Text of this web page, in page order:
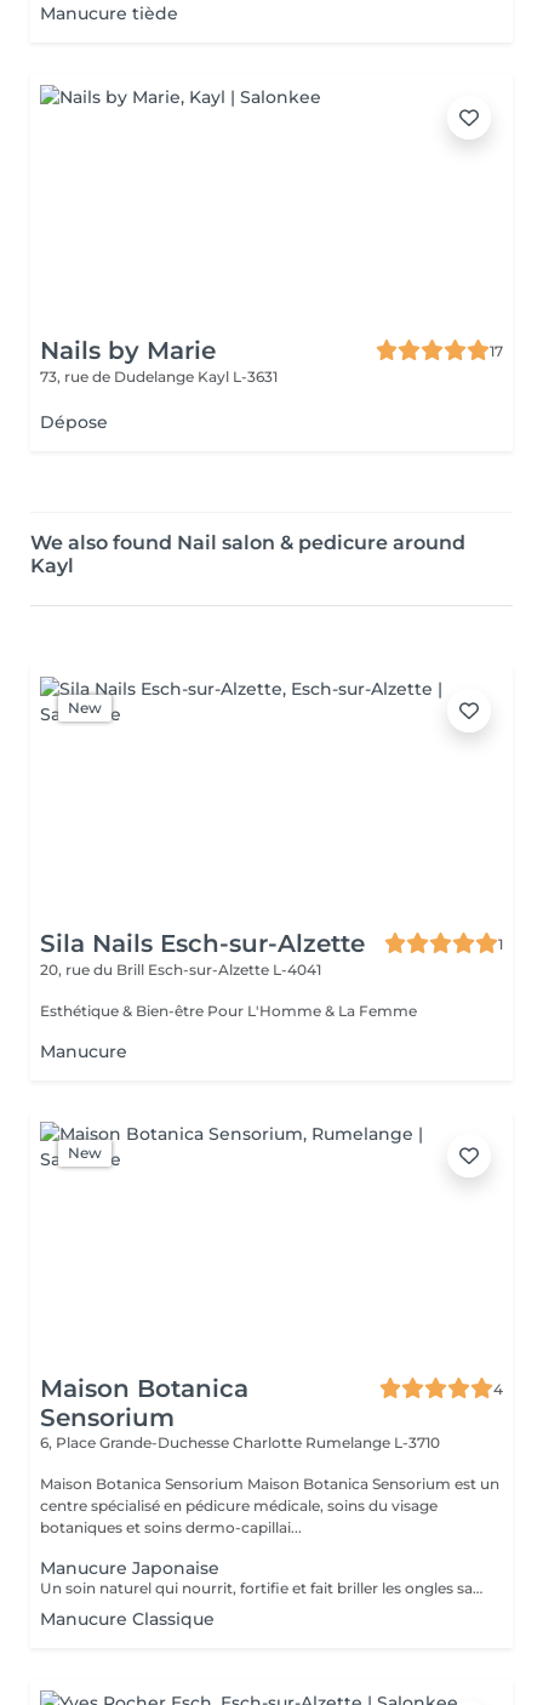
Manucure tiède
Nails by Marie
17
73, rue de Dudelange Kayl L-3631
Dépose
We also found Nail salon & pedicure around
Kayl
New
Sila Nails Esch-sur-Alzette
1
20, rue du Brill Esch-sur-Alzette L-4041
Esthétique & Bien-être Pour L'Homme & La Femme
Manucure
New
Maison Botanica
Sensorium
4
6, Place Grande-Duchesse Charlotte Rumelange L-3710
Maison Botanica Sensorium Maison Botanica Sensorium est un
centre spécialisé en pédicure médicale, soins du visage
botaniques et soins dermo-capillai...
Manucure Japonaise
Un soin naturel qui nourrit, fortifie et fait briller les ongles sans vernis. Grâce à une pâte enrichie en cire d'abeille, kératine et minéraux, suivie d'une poudre de perle protectrice, les ongles retrouvent force, éclat et un fini brillant naturel.
Manucure Classique